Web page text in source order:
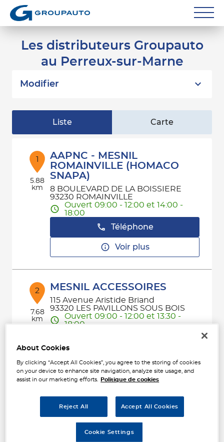
Carrossiers
Particuliers
Les distributeurs Groupauto
au Perreux-sur-Marne
Modifier
Liste Carte
1
5.88
km
AAPNC - MESNIL
ROMAINVILLE (HOMACO
SNAPA)
8 BOULEVARD DE LA BOISSIERE
93230 ROMAINVILLE
Ouvert 09:00 - 12:00 et 14:00 -
18:00
Téléphone
Voir plus
2
7.68
km
MESNIL ACCESSOIRES
115 Avenue Aristide Briand
93320 LES PAVILLONS SOUS BOIS
Ouvert 09:00 - 12:00 et 13:30 -
18:00
AAPNC - MESNIL VITRY
(HOMACO IPAAC IVRY)
68 RUE EDITH CAVELL
94400 VITRY-SUR-SEINE
Ouvert 09:00 - 12:00 et 13:30 -
About Cookies
By clicking “Accept All Cookies”, you agree to the storing of cookies
on your device to enhance site navigation, analyze site usage, and
assist in our marketing efforts.
Politique de cookies
Reject All Accept All Cookies
Cookie Settings